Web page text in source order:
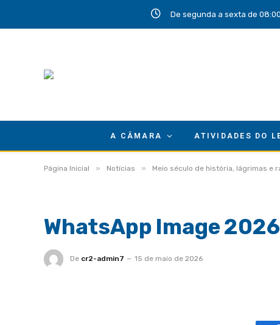
De segunda a sexta de
A CÂMARA ATIVIDADES DO
Página Inicial » Notícias » Meio século de história, lágrimas e
WhatsApp Image
De cr2-admin7 15 de maio de 2026